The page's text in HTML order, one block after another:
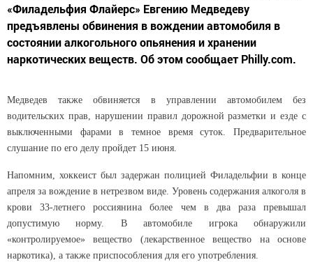
«Филадельфия Флайерс» Евгению Медведеву
предъявлены обвинения в вождении автомобиля в
состоянии алкогольного опьянения и хранении
наркотических веществ. Об этом сообщает Philly.com.
Медведев также обвиняется в управлении автомобилем без
водительских прав, нарушении правил дорожной разметки и езде с
выключенными фарами в темное время суток. Предварительное
слушание по его делу пройдет 15 июня.
Напомним, хоккеист был задержан полицией Филадельфии в конце
апреля за вождение в нетрезвом виде. Уровень содержания алкоголя в
крови 33-летнего россиянина более чем в два раза превышал
допустимую норму. В автомобиле игрока обнаружили
«контролируемое» вещество (лекарственное вещество на основе
наркотика), а также приспособления для его употребления.